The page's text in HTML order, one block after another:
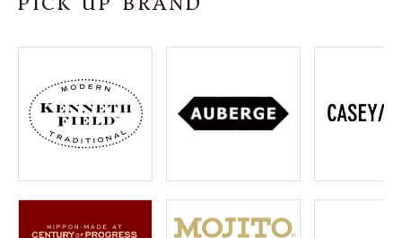
ご利用ガイド
プライバシーポリシー
特定商取引法について
お問い合わせ
OFFICIAL WEB SITE
ACCOUNT MENU